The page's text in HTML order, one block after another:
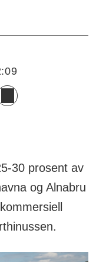
30 prosent av
og Alnabru